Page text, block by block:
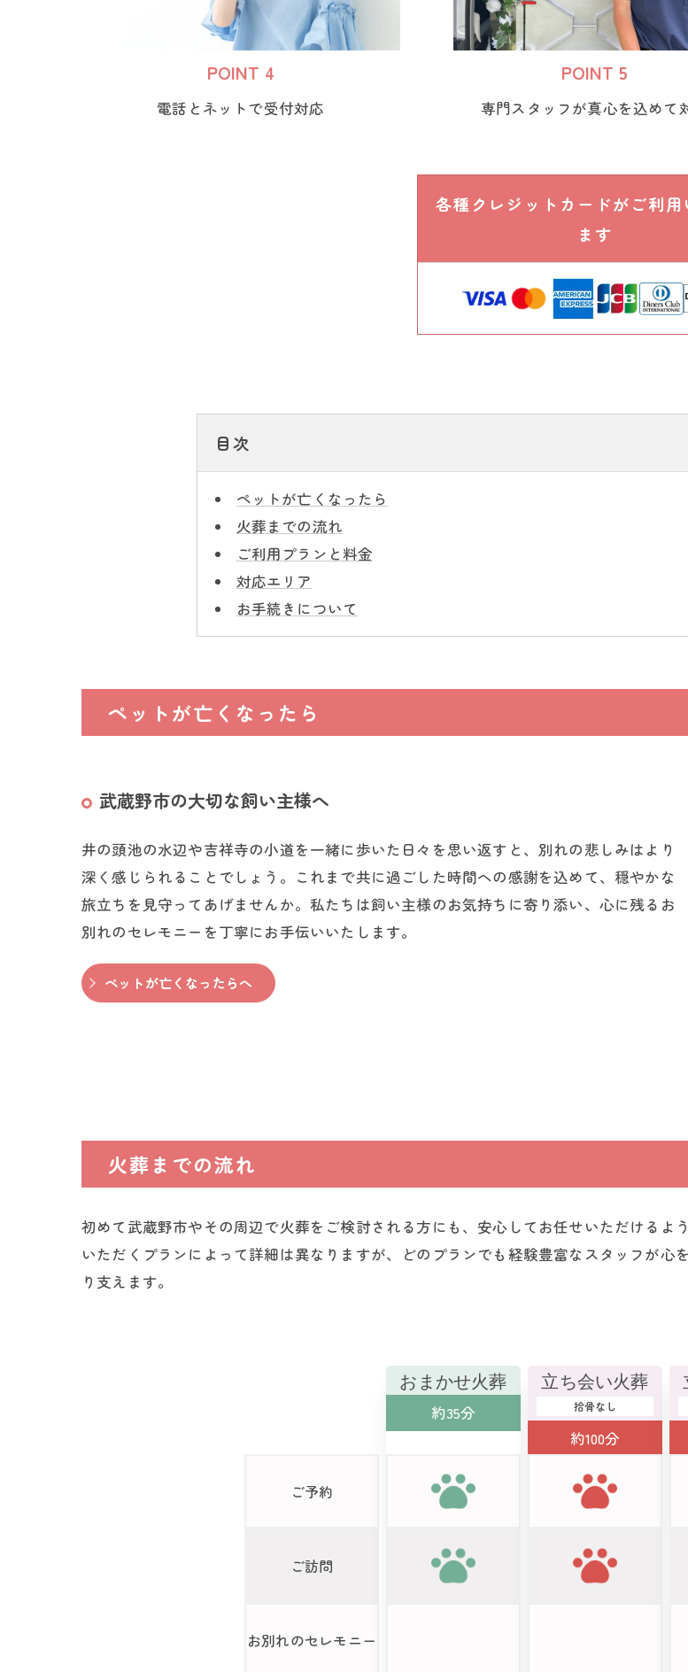
POINT 4
電話とネットで受付対応
POINT 5
専門スタッフが真心を込めて
各種クレジットカードがご利用
ます
目次
ペットが亡くなったら
火葬までの流れ
ご利用プランと料金
対応エリア
お手続きについて
ペットが亡くなったら
武蔵野市の大切な飼い主様へ
井の頭池の水辺や吉祥寺の小道を一緒に歩いた日々を思い返すと、別れの悲しみはより
深く感じられることでしょう。これまで共に過ごした時間への感謝を込めて、穏やかな
旅立ちを見守ってあげませんか。私たちは飼い主様のお気持ちに寄り添い、心に残るお
別れのセレモニーを丁寧にお手伝いいたします。
ペットが亡くなったらへ
火葬までの流れ
初めて武蔵野市やその周辺で火葬をご検討される方にも、安心してお任せいただける
いただくプランによって詳細は異なりますが、どのプランでも経験豊富なスタッフが
り支えます。
ご予約
ご訪問
お別れのセレモニー
おまかせ火葬
約35分
立ち会い火葬
拾骨なし
約100分